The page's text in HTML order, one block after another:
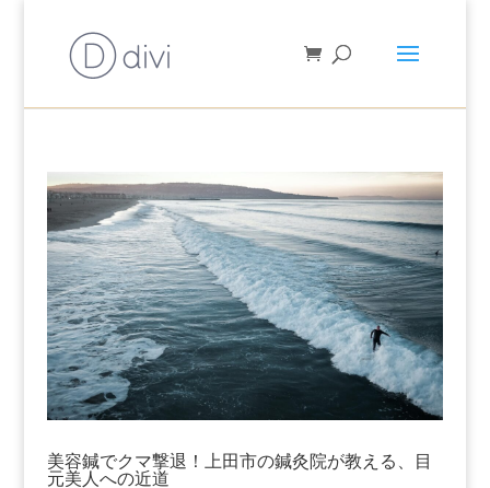
美容鍼でクマ撃退！上田市の鍼灸院が教える、目
元美人への近道